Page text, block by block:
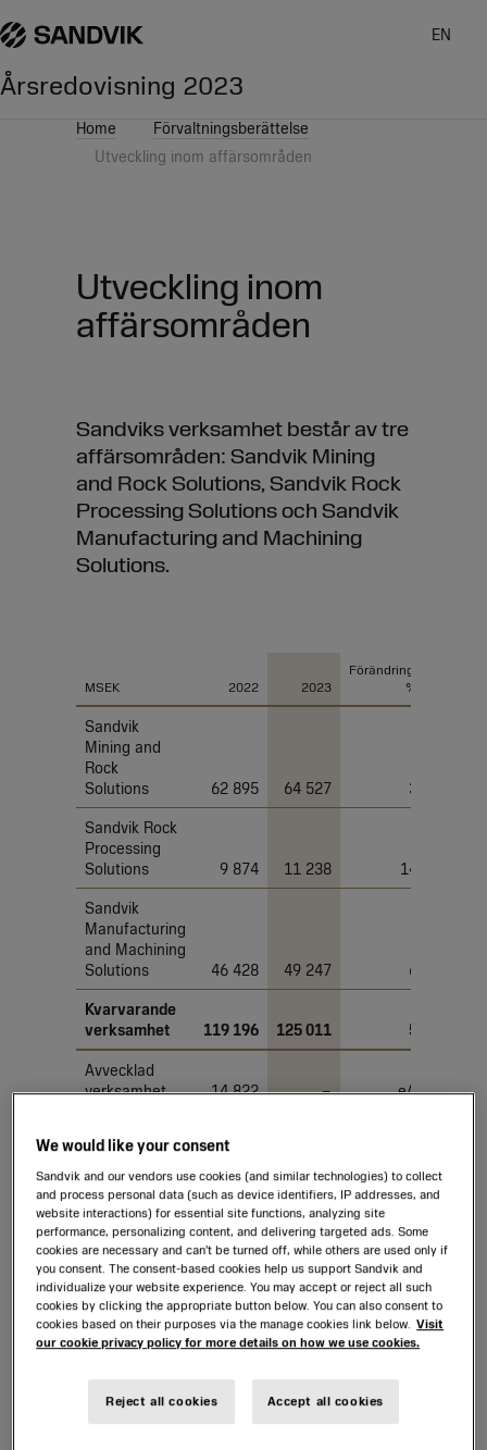
Årsredovisning 2023
EN
Home
Förvaltningsberättelse
Utveckling inom affärsområden
Utveckling inom
affärsområden
Sandviks verksamhet består av tre
affärsområden: Sandvik Mining
and Rock Solutions, Sandvik Rock
Processing Solutions och Sandvik
Manufacturing and Machining
Solutions.
MSEK 2022 2023
Förändring,
%
Sandvik
Mining and
Rock
Solutions
62 895 64 527 3
Sandvik Rock
Processing
Solutions
9 874 11 238 14
Sandvik
Manufacturing
and Machining
Solutions
46 428 49 247 6
Kvarvarande
verksamhet
119 196 125 011 5
Avvecklad
verksamhet
14 822 – e/t
totalt
134 019
1)
Förändring mot föregående år i fast valuta för jämförbara enheter.
e/t
=ej tillämplig.
Intäkter per affärsområde
MSEK 2022 2023
Förändring,
%
Mining and
We would like your consent
Sandvik and our vendors use cookies (and similar technologies) to collect
and process personal data (such as device identifiers, IP addresses, and
website interactions) for essential site functions, analyzing site
performance, personalizing content, and delivering targeted ads. Some
cookies are necessary and can’t be turned off, while others are used only if
you consent. The consent-based cookies help us support Sandvik and
individualize your website experience. You may accept or reject all such
cookies by clicking the appropriate button below. You can also consent to
cookies based on their purposes via the manage cookies link below. Visit
our cookie privacy policy for more details on how we use cookies.
Reject all cookies Accept all cookies